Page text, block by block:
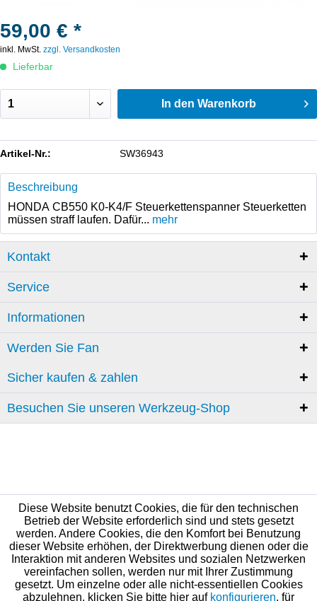
59,00 € *
inkl. MwSt. zzgl. Versandkosten
Lieferbar
In den Warenkorb
Artikel-Nr.: SW36943
Beschreibung
HONDA CB550 K0-K4/F Steuerkettenspanner Steuerketten
müssen straff laufen. Dafür... mehr
Kontakt
Service
Informationen
Werden Sie Fan
Sicher kaufen & zahlen
Besuchen Sie unseren Werkzeug-Shop
Diese Website benutzt Cookies, die für den technischen
Betrieb der Website erforderlich sind und stets gesetzt
werden. Andere Cookies, die den Komfort bei Benutzung
dieser Website erhöhen, der Direktwerbung dienen oder die
Interaktion mit anderen Websites und sozialen Netzwerken
vereinfachen sollen, werden nur mit Ihrer Zustimmung
gesetzt. Um einzelne oder alle nicht-essentiellen Cookies
abzulehnen, klicken Sie bitte hier auf konfigurieren, für